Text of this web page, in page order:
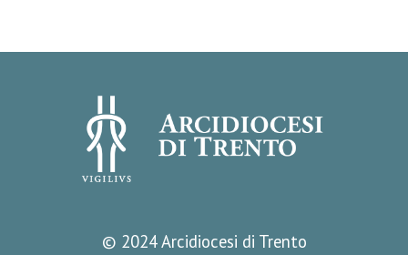
© 2024 Arcidiocesi di Trento